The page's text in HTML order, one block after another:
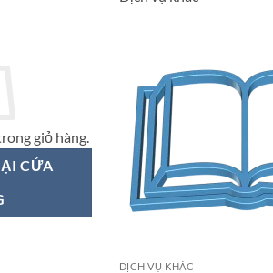
giỏ hàng.
CỬA
DỊCH VỤ KHÁC